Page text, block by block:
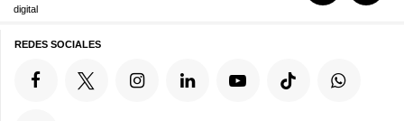
digital
REDES SOCIALES